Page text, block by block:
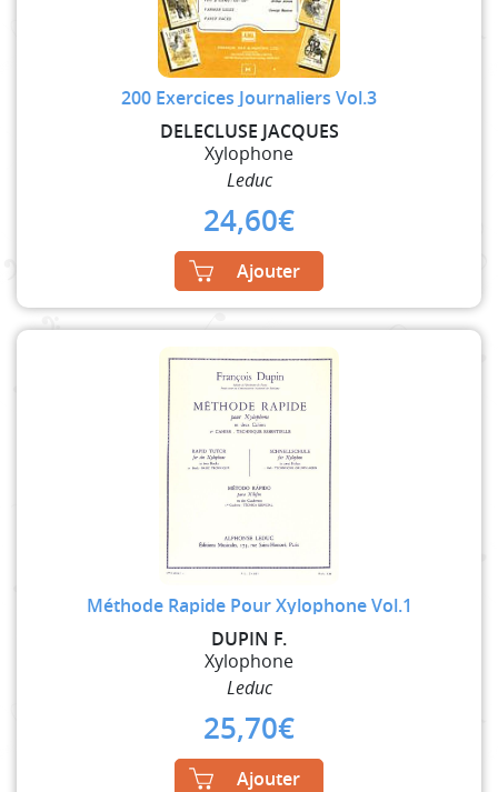
200 Exercices Journaliers Vol.3
DELECLUSE JACQUES
Xylophone
Leduc
24,60€
Ajouter
Méthode Rapide Pour Xylophone Vol.1
DUPIN F.
Xylophone
Leduc
25,70€
Ajouter